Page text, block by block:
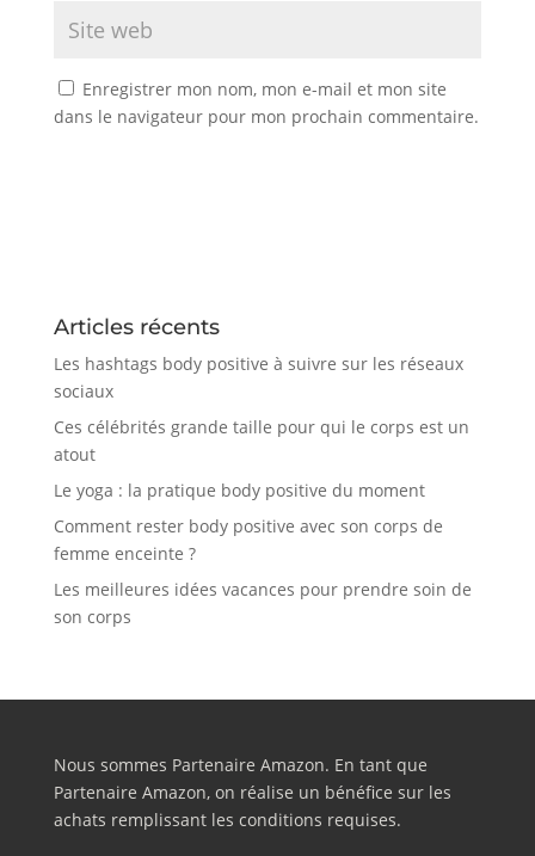
Enregistrer mon nom, mon e-mail et mon site
dans le navigateur pour mon prochain commentaire.
Articles récents
Les hashtags body positive à suivre sur les réseaux
sociaux
Ces célébrités grande taille pour qui le corps est un
atout
Le yoga : la pratique body positive du moment
Comment rester body positive avec son corps de
femme enceinte ?
Les meilleures idées vacances pour prendre soin de
son corps
Nous sommes Partenaire Amazon. En tant que
Partenaire Amazon, on réalise un bénéfice sur les
achats remplissant les conditions requises.